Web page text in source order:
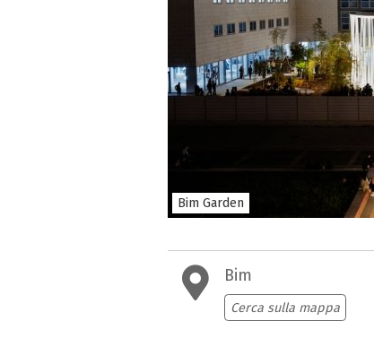
Bim Garden
Bim
Cerca sulla mappa